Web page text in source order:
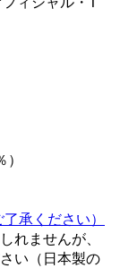
承ください）
れませんが、
い（日本製の